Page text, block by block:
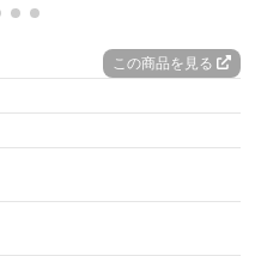
この商品を見る